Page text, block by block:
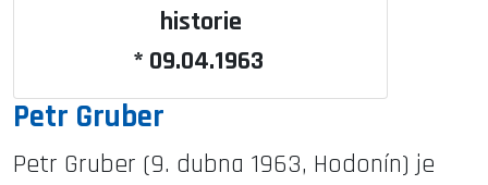
historie
* 09.04.1963
Petr Gruber
Petr Gruber (9. dubna 1963, Hodonín) je